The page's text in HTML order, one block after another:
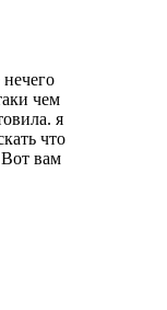
чем
я
что
вам